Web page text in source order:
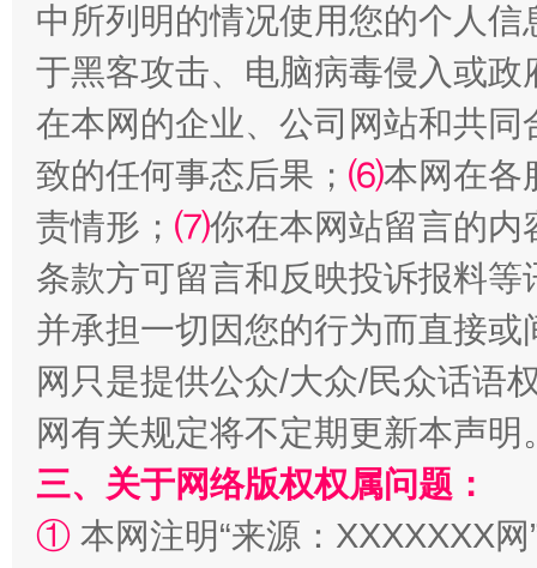
解纷+调解+退费，一次搞定
站台名比不上好声名
中所列明的情况使用您的个人
于黑客攻击、电脑病毒侵入或
在本网的企业、公司网站和共
致的任何事态后果； ⑹本网在各
责情形； ⑺你在本网站留言的内
条款方可留言和反映投诉报料
并承担一切因您的行为而直接
网只是提供公众/大众/民众话语
网有关规定将不定期更新本声明
三、关于网络版权权属问题：
① 本网注明“来源：XXXXXXX